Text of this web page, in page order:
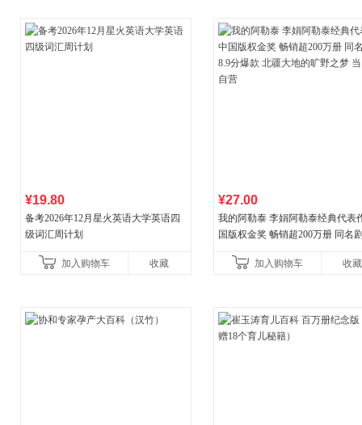
¥19.80
备考2026年12月星火英语大学英语四
级词汇周计划
加入购物车 收藏
¥27.00
我的阿勒泰 李娟阿勒泰经典代表
国版权金奖 畅销超200万册 同名
加入购物车
收藏